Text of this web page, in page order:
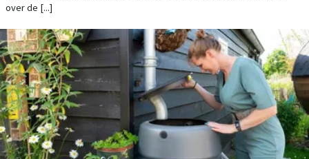
over de [...]